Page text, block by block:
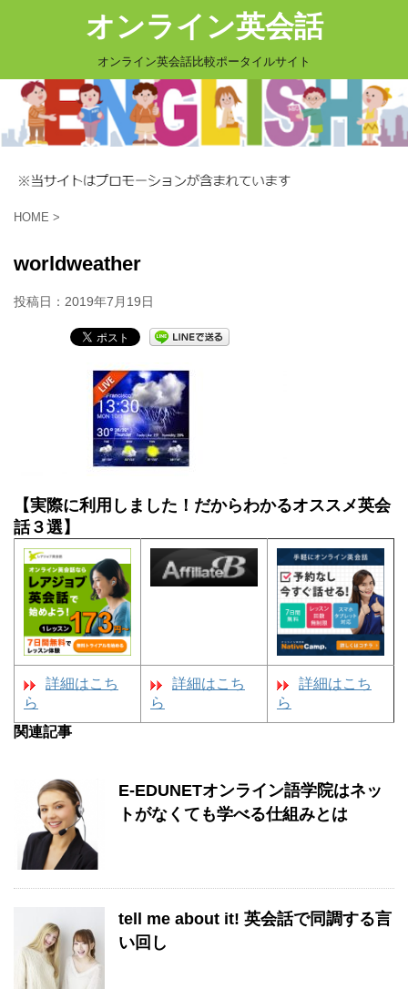
オンライン英会話
オンライン英会話比較ポータイルサイト
HOME >
worldweather
投稿日： 2019年7月19日
【実際に利用しました！だからわかるオススメ英会
話３選】
詳細はこち
ら
詳細はこち
ら
詳細はこち
ら
関連記事
E-EDUNETオンライン語学院はネッ
トがなくても学べる仕組みとは
tell me about it! 英会話で同調する言
い回し